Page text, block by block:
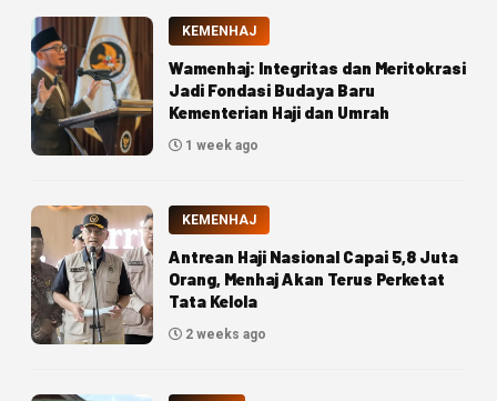
KEMENHAJ
Wamenhaj: Integritas dan Meritokrasi
Jadi Fondasi Budaya Baru
Kementerian Haji dan Umrah
1 week ago
KEMENHAJ
Antrean Haji Nasional Capai 5,8 Juta
Orang, Menhaj Akan Terus Perketat
Tata Kelola
2 weeks ago